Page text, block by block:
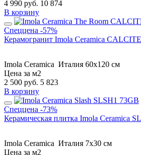
4 990 руб. 10 874
В корзину
Спеццена -57%
Керамогранит Imola Ceramica
Imola Ceramica Италия 60x120 см
Цена за м2
2 500 руб. 5 823
В корзину
Спеццена -73%
Керамическая плитка Imola Ceramica
Imola Ceramica Италия 7x30 см
Цена за м2